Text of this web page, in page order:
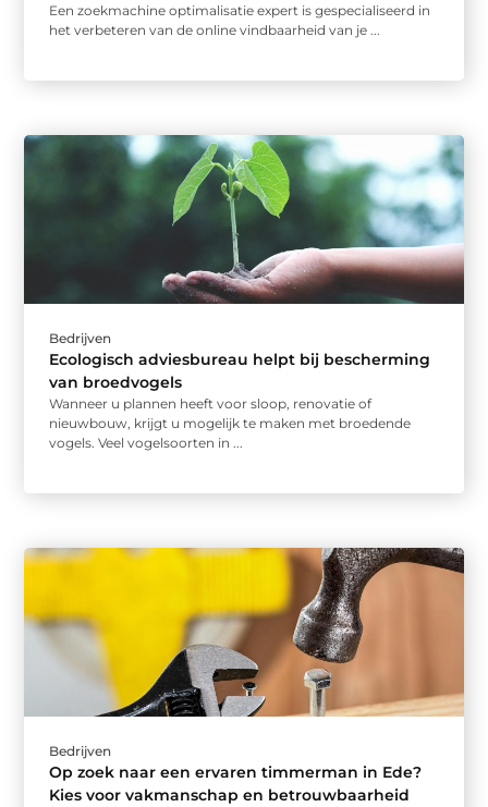
Een zoekmachine optimalisatie expert is gespecialiseerd in
het verbeteren van de online vindbaarheid van je ...
Bedrijven
Ecologisch adviesbureau helpt bij bescherming
van broedvogels
Wanneer u plannen heeft voor sloop, renovatie of
nieuwbouw, krijgt u mogelijk te maken met broedende
vogels. Veel vogelsoorten in ...
Bedrijven
Op zoek naar een ervaren timmerman in Ede?
Kies voor vakmanschap en betrouwbaarheid